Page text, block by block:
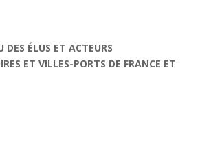
DES ÉLUS ET ACTEURS
ET VILLES-PORTS DE FRANCE ET